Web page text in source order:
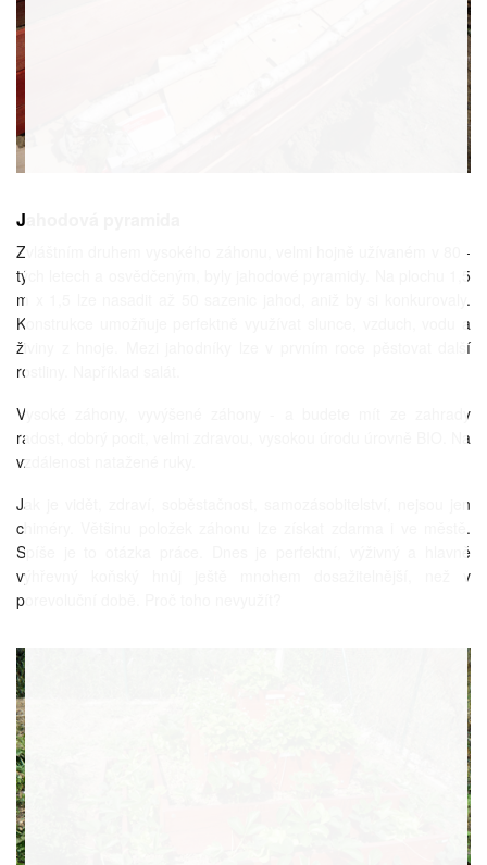
Jahodová pyramida
Zvláštním druhem vysokého záhonu, velmi hojně užívaném v 80 -
tých letech a osvědčeným, byly jahodové pyramidy. Na plochu 1,5
m x 1,5 lze nasadit až 50 sazenic jahod, aniž by si konkurovaly.
Konstrukce umožňuje perfektně využívat slunce, vzduch, vodu a
živiny z hnoje. Mezi jahodníky lze v prvním roce pěstovat další
rostliny. Například salát.
Vysoké záhony, vyvýšené záhony - a budete mít ze zahrady
radost, dobrý pocit, velmi zdravou, vysokou úrodu úrovně BIO. Na
vzdálenost natažené ruky.
Jak je vidět, zdraví, soběstačnost, samozásobitelství, nejsou jen
chiméry. Většinu položek záhonu lze získat zdarma i ve městě.
Spíše je to otázka práce. Dnes je perfektní, výživný a hlavně
výhřevný koňský hnůj ještě mnohem dosažitelnější, než v
porevoluční době. Proč toho nevyužít?